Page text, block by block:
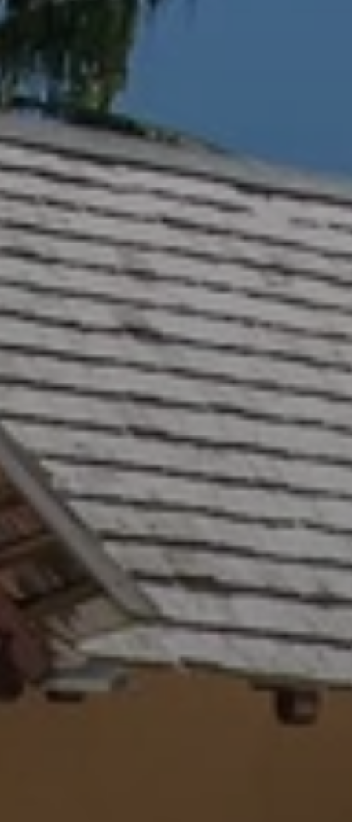
Política de Privacidade
Garantia de melhor preço
Quando viajar para a África?